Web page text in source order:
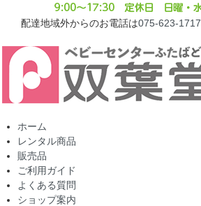
配達地域外からのお電話は075-623-1717
ホーム
レンタル商品
販売品
ご利用ガイド
よくある質問
ショップ案内